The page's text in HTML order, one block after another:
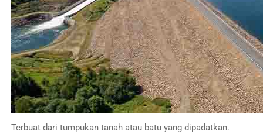
Terbuat dari tumpukan tanah atau batu yang dipadatkan.